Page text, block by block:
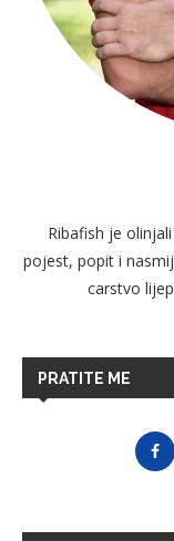
Ribafish je
pojest, popit i
carstvo
PRATITE ME